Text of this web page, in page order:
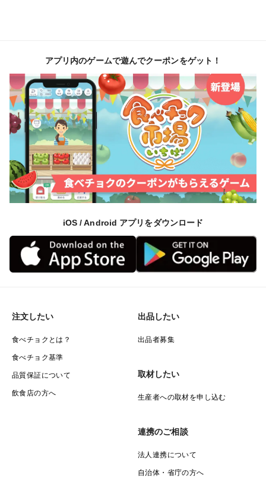
アプリ内のゲームで遊んでクーポンをゲット！
iOS / Android アプリをダウンロード
注文したい
食べチョクとは？
食べチョク基準
品質保証について
飲食店の方へ
出品したい
出品者募集
取材したい
生産者への取材を申し込む
連携のご相談
法人連携について
自治体・省庁の方へ